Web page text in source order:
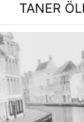
TANER